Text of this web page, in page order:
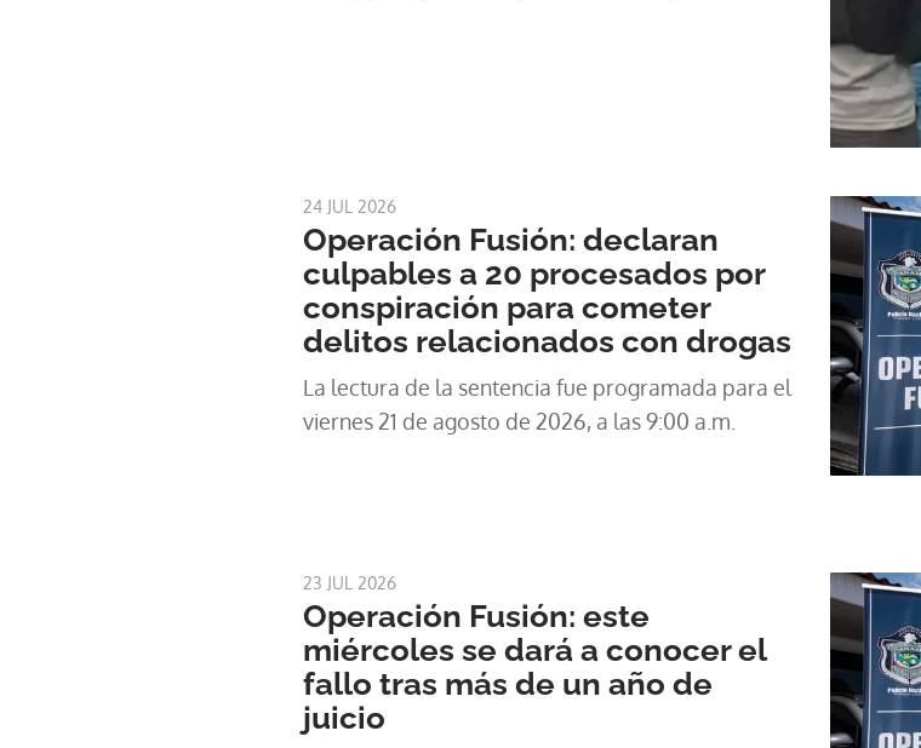
24 JUL 2026
Operación Fusión: declaran
culpables a 20 procesados por
conspiración para cometer
delitos relacionados con drogas
La lectura de la sentencia fue programada para el
viernes 21 de agosto de 2026, a las 9:00 a.m.
23 JUL 2026
Operación Fusión: este
miércoles se dará a conocer el
fallo tras más de un año de
juicio